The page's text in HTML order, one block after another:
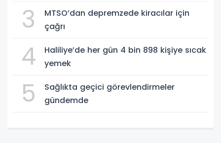
3
MTSO’dan depremzede kiracılar için
çağrı
4
Haliliye’de her gün 4 bin 898 kişiye sıcak
yemek
5
Sağlıkta geçici görevlendirmeler
gündemde